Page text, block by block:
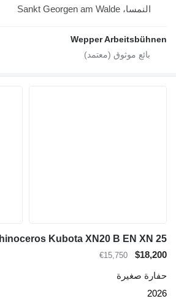
النمسا، Sankt Georgen am Walde
Wepper Arbeitsbühnen
Rhinoceros Kubota XN20 B EN XN 25
$18,200
€15,750
حفارة صغيرة
2026